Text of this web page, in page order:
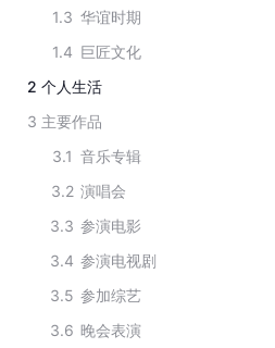
1.3 华谊时期
1.4 巨匠文化
2 个人生活
3 主要作品
3.1 音乐专辑
3.2 演唱会
3.3 参演电影
3.4 参演电视剧
3.5 参加综艺
3.6 晚会表演